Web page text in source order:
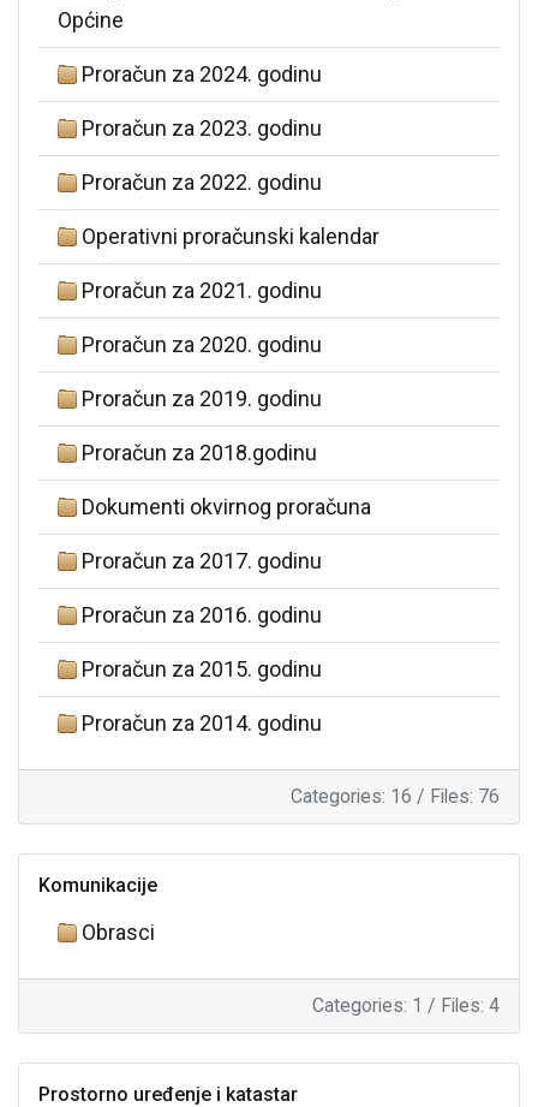
Općine
Proračun za 2024. godinu
Proračun za 2023. godinu
Proračun za 2022. godinu
Operativni proračunski kalendar
Proračun za 2021. godinu
Proračun za 2020. godinu
Proračun za 2019. godinu
Proračun za 2018.godinu
Dokumenti okvirnog proračuna
Proračun za 2017. godinu
Proračun za 2016. godinu
Proračun za 2015. godinu
Proračun za 2014. godinu
Categories: 16 / Files: 76
Komunikacije
Obrasci
Categories: 1 / Files: 4
Prostorno uređenje i katastar